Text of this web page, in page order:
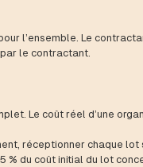
l’ensemble. Le
le contractant.
Le coût réel d’une
réceptionner chaque lot
% du coût initial du lot